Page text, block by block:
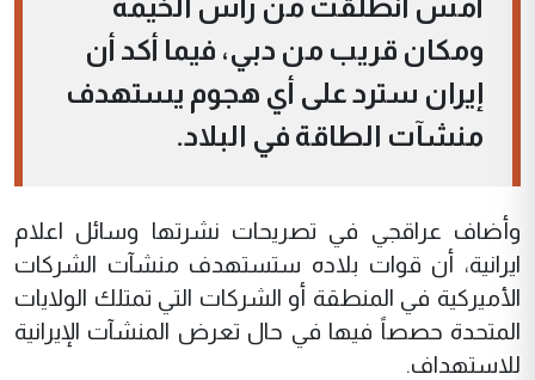
أمس انطلقت من رأس الخيمة
ومكان قريب من دبي، فيما أكد أن
إيران سترد على أي هجوم يستهدف
منشآت الطاقة في البلاد.
وأضاف عراقجي في تصريحات نشرتها وسائل اعلام
ايرانية، أن قوات بلاده ستستهدف منشآت الشركات
الأميركية في المنطقة أو الشركات التي تمتلك الولايات
المتحدة حصصاً فيها في حال تعرض المنشآت الإيرانية
للاستهداف.